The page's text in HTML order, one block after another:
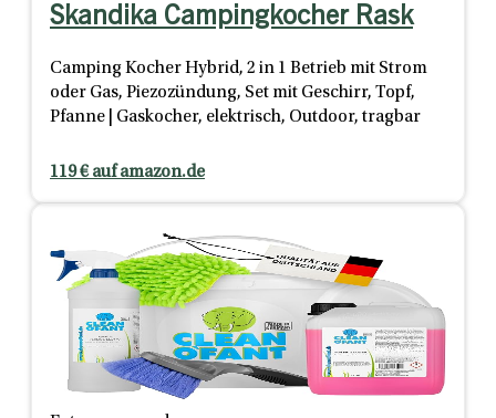
Skandika Campingkocher Rask
Camping Kocher Hybrid, 2 in 1 Betrieb mit Strom
oder Gas, Piezozündung, Set mit Geschirr, Topf,
Pfanne | Gaskocher, elektrisch, Outdoor, tragbar
119 € auf amazon.de